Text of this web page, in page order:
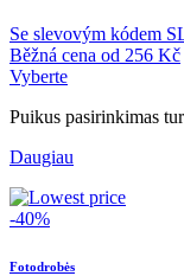
Se slevovým kódem
Běžná cena od 256 Kč
Vyberte
Puikus pasirinkimas
Daugiau
-40%
Fotodrobės